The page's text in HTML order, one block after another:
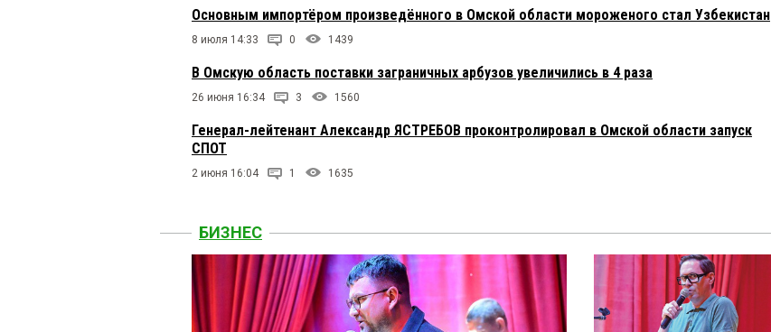
Основным импортёром произведённого в Омской области мороженого стал Узбекистан
8 июля 14:33 0 1439
В Омскую область поставки заграничных арбузов увеличились в 4 раза
26 июня 16:34 3 1560
Генерал-лейтенант Александр ЯСТРЕБОВ проконтролировал в Омской области запуск
СПОТ
2 июня 16:04 1 1635
БИЗНЕС